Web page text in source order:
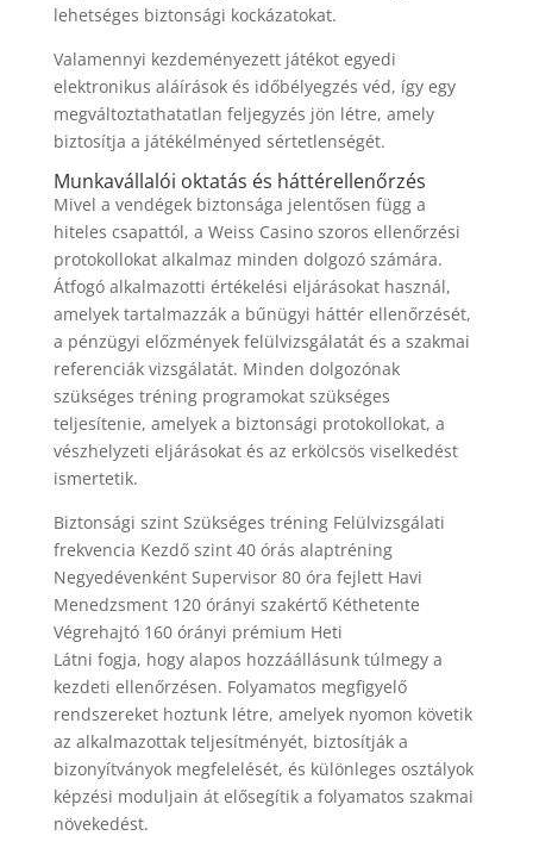
lehetséges biztonsági kockázatokat.
Valamennyi kezdeményezett játékot egyedi
elektronikus aláírások és időbélyegzés véd, így egy
megváltoztathatatlan feljegyzés jön létre, amely
biztosítja a játékélményed sértetlenségét.
Munkavállalói oktatás és háttérellenőrzés
Mivel a vendégek biztonsága jelentősen függ a
hiteles csapattól, a Weiss Casino szoros ellenőrzési
protokollokat alkalmaz minden dolgozó számára.
Átfogó alkalmazotti értékelési eljárásokat használ,
amelyek tartalmazzák a bűnügyi háttér ellenőrzését,
a pénzügyi előzmények felülvizsgálatát és a szakmai
referenciák vizsgálatát. Minden dolgozónak
szükséges tréning programokat szükséges
teljesítenie, amelyek a biztonsági protokollokat, a
vészhelyzeti eljárásokat és az erkölcsös viselkedést
ismertetik.
Biztonsági szint Szükséges tréning Felülvizsgálati
frekvencia Kezdő szint 40 órás alaptréning
Negyedévenként Supervisor 80 óra fejlett Havi
Menedzsment 120 órányi szakértő Kéthetente
Végrehajtó 160 órányi prémium Heti
Látni fogja, hogy alapos hozzáállásunk túlmegy a
kezdeti ellenőrzésen. Folyamatos megfigyelő
rendszereket hoztunk létre, amelyek nyomon követik
az alkalmazottak teljesítményét, biztosítják a
bizonyítványok megfelelését, és különleges osztályok
képzési moduljain át elősegítik a folyamatos szakmai
növekedést.